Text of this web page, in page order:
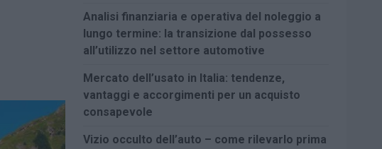
Analisi finanziaria e operativa del noleggio a
lungo termine: la transizione dal possesso
all’utilizzo nel settore automotive
Mercato dell’usato in Italia: tendenze,
vantaggi e accorgimenti per un acquisto
consapevole
Vizio occulto dell’auto – come rilevarlo prima